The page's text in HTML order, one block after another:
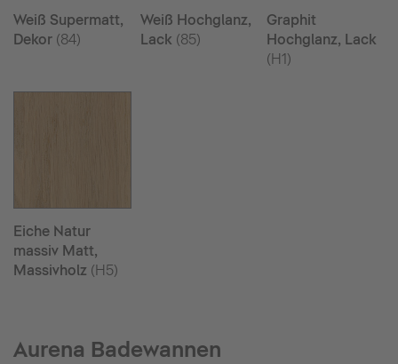
Weiß Supermatt,
Dekor (84)
Weiß Hochglanz,
Lack (85)
Graphit
Hochglanz, Lack
(H1)
Eiche Natur
massiv Matt,
Massivholz (H5)
Aurena Badewannen